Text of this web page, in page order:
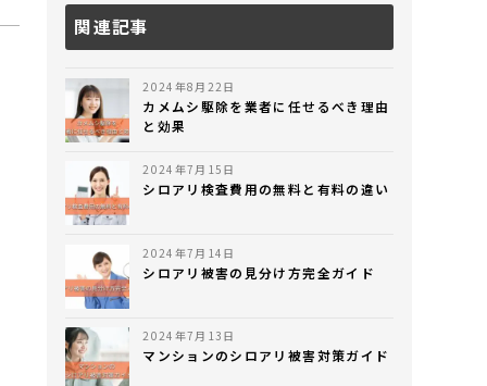
関連記事
2024年8月22日
カメムシ駆除を業者に任せるべき理由
と効果
2024年7月15日
シロアリ検査費用の無料と有料の違い
2024年7月14日
シロアリ被害の見分け方完全ガイド
2024年7月13日
マンションのシロアリ被害対策ガイド